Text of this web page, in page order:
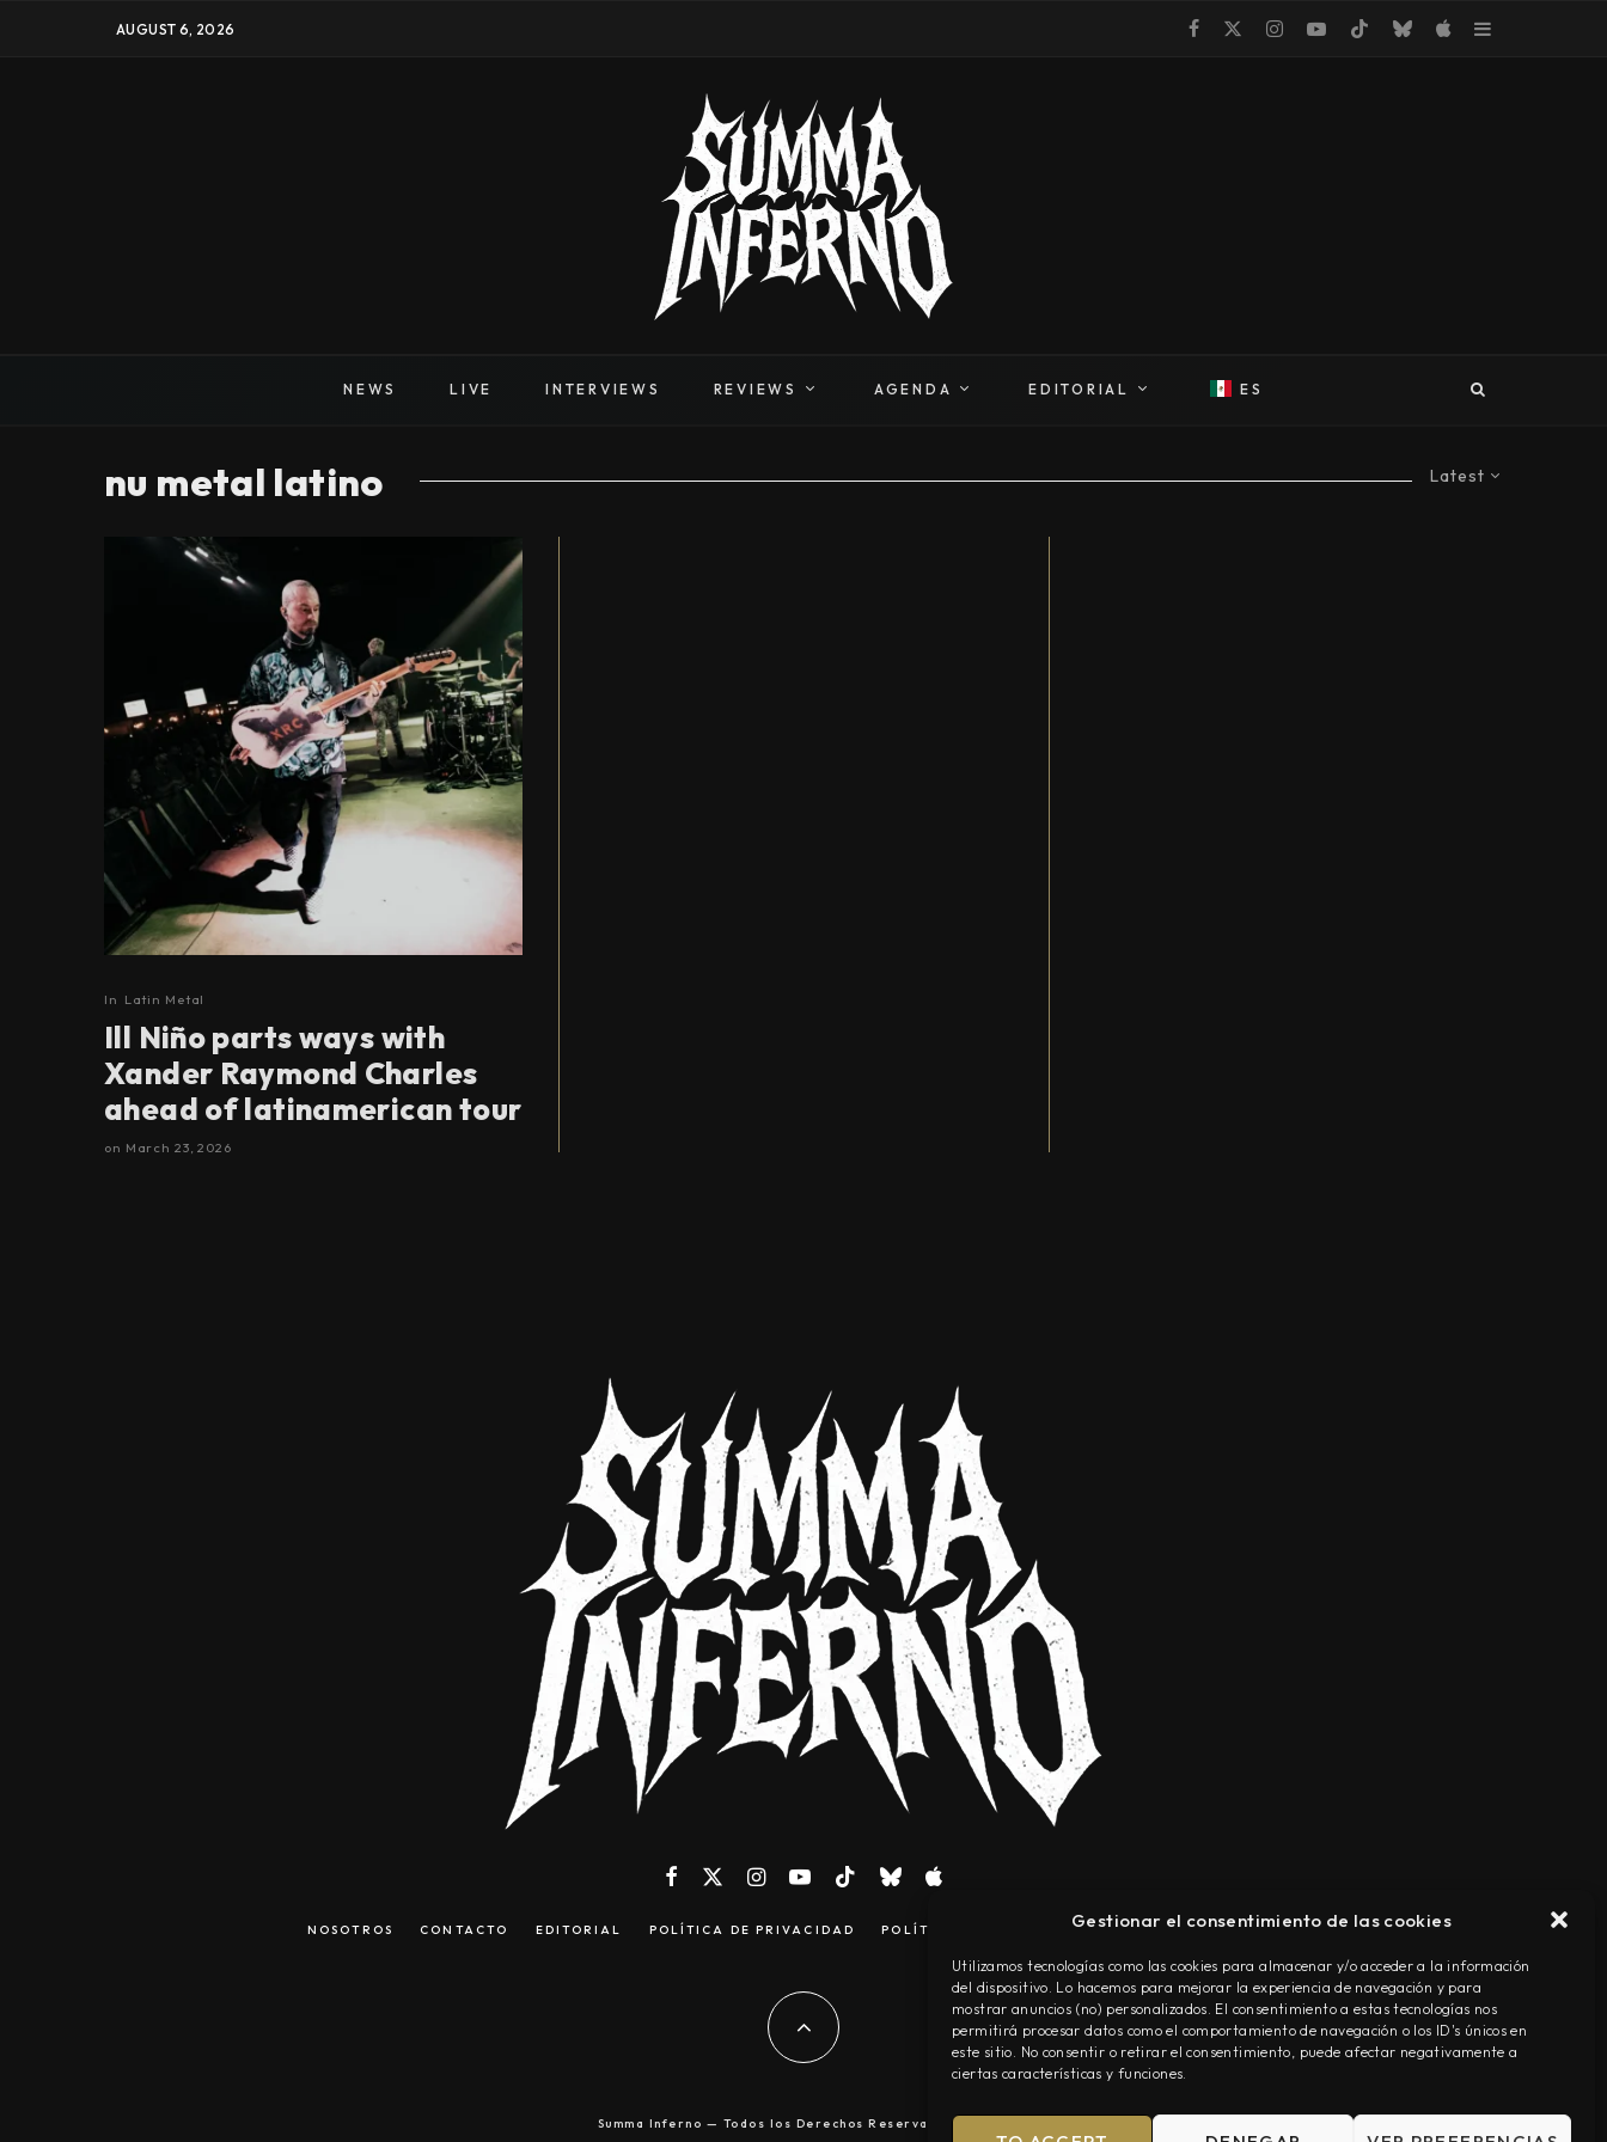
Gestionar el consentimiento de las cookies
Utilizamos tecnologías como las cookies para almacenar y/o acceder a la información
del dispositivo. Lo hacemos para mejorar la experiencia de navegación y para
mostrar anuncios (no) personalizados. El consentimiento a estas tecnologías nos
permitirá procesar datos como el comportamiento de navegación o los ID's únicos en
este sitio. No consentir o retirar el consentimiento, puede afectar negativamente a
ciertas características y funciones.
AUGUST 6, 2026
NEWS LIVE INTERVIEWS REVIEWS AGENDA EDITORIAL ES
Latest
nu metal latino
In Latin Metal
Ill Niño parts ways with
Xander Raymond Charles
ahead of latinamerican tour
on March 23, 2026
NOSOTROS CONTACTO EDITORIAL POLÍTICA DE PRIVACIDAD POLÍTICA DE COOKIES TÉRMINOS Y CONDICIONES
Summa Inferno — Todos los Derechos Reservados © 2026